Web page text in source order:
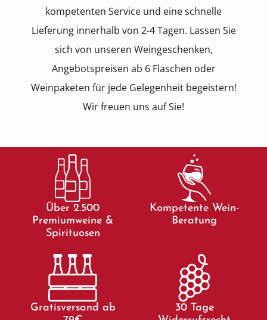
kompetenten Service und eine schnelle
Lieferung innerhalb von 2-4 Tagen. Lassen Sie
sich von unseren Weingeschenken,
Angebotspreisen ab 6 Flaschen oder
Weinpaketen für jede Gelegenheit begeistern!
Wir freuen uns auf Sie!
Über 2.500
Premiumweine &
Spirituosen
Kompetente Wein-
Beratung
Gratisversand ab
30 Tage